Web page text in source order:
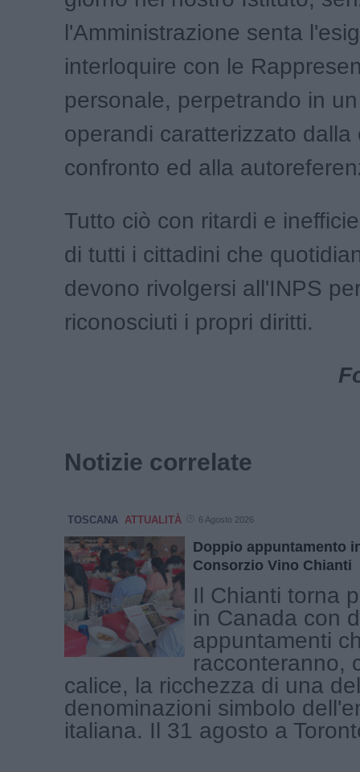
l'Amministrazione senta
interloquire con le
personale, perpetrando in
operandi caratterizzato dalla
confronto ed alla
Tutto ciò con ritardi e
di tutti i cittadini che
devono rivolgersi all'INPS
riconosciuti i propri diritti.
Notizie correlate
TOSCANA ATTUALITÀ 6 Agosto 2026
Doppio appuntamento
Consorzio Vino Chianti
Il Chianti torna
in Canada con
appuntamenti
racconteranno,
calice, la ricchezza di una
denominazioni simbolo
italiana. Il 31 agosto a